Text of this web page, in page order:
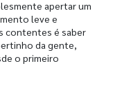
apertar um
leve e
contentes é saber
da gente,
o primeiro